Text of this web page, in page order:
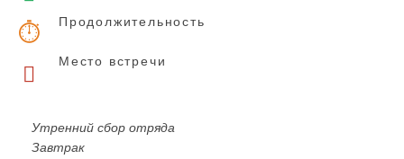
Продолжительность
Место встречи
Утренний сбор отряда
Завтрак